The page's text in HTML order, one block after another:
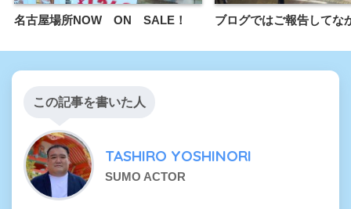
名古屋場所NOW ON SALE！ ブログではご報告して
この記事を書いた人
TASHIRO YOSHINORI
SUMO ACTOR